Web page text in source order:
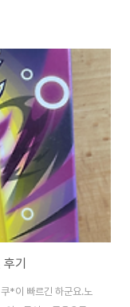
런데...성수 이벤트 오
울 인근에 살고 있는 사
이벤트 기획부터 잘못
금이라도 30주년 성
기
*이 빠르긴 하군요.노